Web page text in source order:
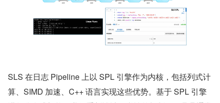
SLS 在日志 Pipeline 上以 SPL 引擎作为内核，包括列式计
算、SIMD 加速、C++ 语言实现这些优势。基于 SPL 引擎